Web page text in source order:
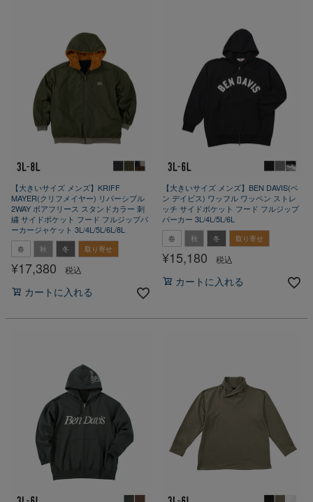
【大きいサイズ メンズ】KRIFF
MAYER(クリフメイヤー) リバーシブル
2WAY ボアフリース スタンドカラー 刺
繍 サイドポケット フード フルジップパ
ーカージャケット 3L/4L/5L/6L/8L
春 秋 冬 取り寄せ
¥17,380 税込
カートに入れる
【大きいサイズ メンズ】BEN DAVIS(ベ
ン デイビス) ワッフル ワッペン ストレ
ッチ サイドポケット フード フルジップ
パーカー 3L/4L/5L/6L
春 秋 冬 取り寄せ
¥15,180 税込
カートに入れる